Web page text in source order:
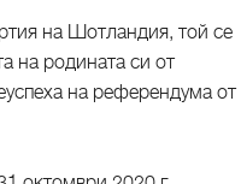
на Шотландия, той се
на родината си от
на референдума от